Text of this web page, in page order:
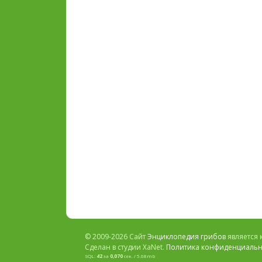
© 2009-2026 СайтЭнциклопедия грибов
Сделан в студии XaNet. Политика
SQL: 42за 0,070сек. / 5.68mb